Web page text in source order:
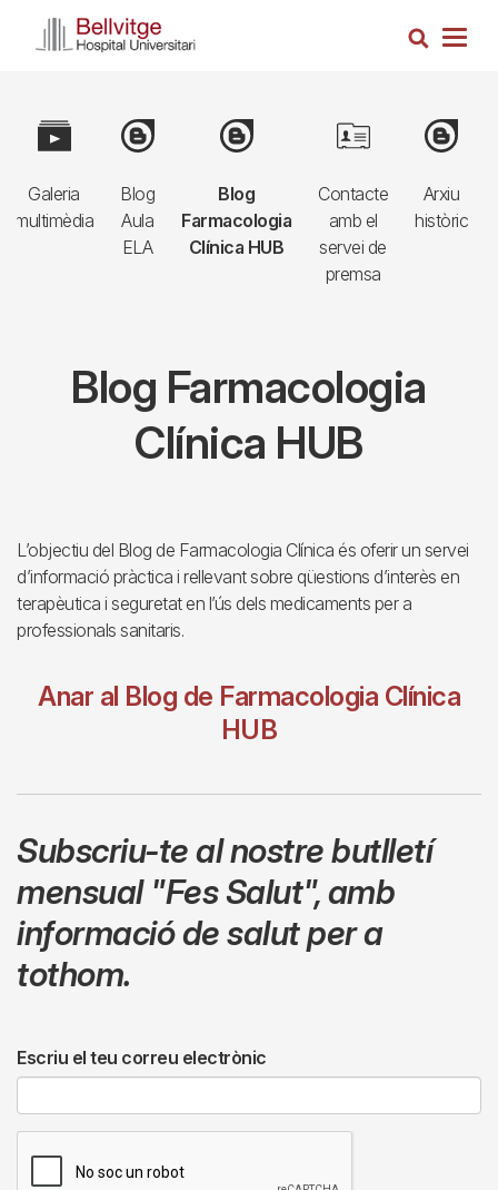
Cerca
Navegació
principal
3r
Galeria
multimèdia
Image
Blog
Aula
ELA
Image
Blog
Farmacologia
Clínica HUB
Image
Contacte
amb el
servei de
premsa
Image
Arxiu
històric
Image
Blog Farmacologia
Clínica HUB
L’objectiu del Blog de Farmacologia Clínica és oferir un servei
d’informació pràctica i rellevant sobre qüestions d’interès en
terapèutica i seguretat en l’ús dels medicaments per a
professionals sanitaris.
Anar al Blog de Farmacologia Clínica
HUB
Subscriu-te al nostre butlletí
mensual "Fes Salut",amb
informació de salut per a
tothom.
Escriu el teu correu electrònic